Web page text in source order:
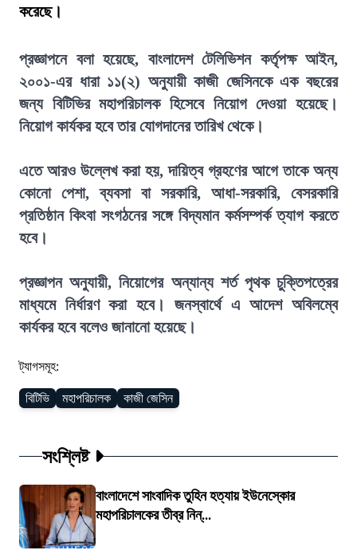
করেছে।
প্রজ্ঞাপনে বলা হয়েছে, বাংলাদেশ টেলিভিশন কর্তৃপক্ষ আইন,
২০০১-এর ধারা ১১(২) অনুযায়ী কাজী জেসিনকে এক বছরের
জন্য বিটিভির মহাপরিচালক হিসেবে নিয়োগ দেওয়া হয়েছে।
নিয়োগ কার্যকর হবে তার যোগদানের তারিখ থেকে।
এতে আরও উল্লেখ করা হয়, দায়িত্ব গ্রহণের আগে তাকে অন্য
কোনো পেশা, ব্যবসা বা সরকারি, আধা-সরকারি, বেসরকারি
প্রতিষ্ঠান কিংবা সংগঠনের সঙ্গে বিদ্যমান কর্মসম্পর্ক ত্যাগ করতে
হবে।
প্রজ্ঞাপন অনুযায়ী, নিয়োগের অন্যান্য শর্ত পৃথক চুক্তিপত্রের
মাধ্যমে নির্ধারণ করা হবে। জনস্বার্থে এ আদেশ অবিলম্বে
কার্যকর হবে বলেও জানানো হয়েছে।
ট্যাগসমূহ:
বিটিভি মহাপরিচালক কাজী জেসিন
সংশ্লিষ্ট
বাংলাদেশে সাংবাদিক তুহিন হত্যায় ইউনেস্কোর
মহাপরিচালকের তীব্র নিন্...